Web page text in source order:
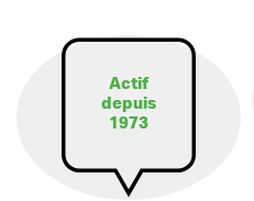
Actif
depuis
1973